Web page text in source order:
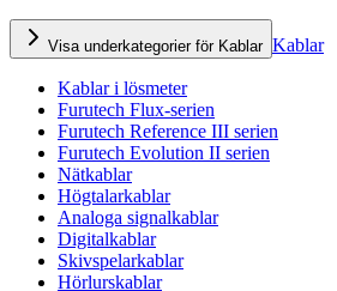
Visa underkategorier för Kablar Kablar
Kablar i lösmeter
Furutech Flux-serien
Furutech Reference III serien
Furutech Evolution II serien
Nätkablar
Högtalarkablar
Analoga signalkablar
Digitalkablar
Skivspelarkablar
Hörlurskablar